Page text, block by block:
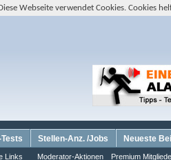
Links Moderator-Aktionen Premium
Stellen-Anz. /Jobs Neueste
Webseite verwendet Cookies. Cookies